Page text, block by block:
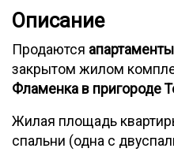
Описание
Продаются апартаменты
закрытом жилом
Фламенка в пригороде
Жилая площадь
спальни (одна с